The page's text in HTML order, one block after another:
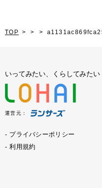
TOP
いってみたい、くらしてみたい
運営元：
プライバシーポリシー
利用規約